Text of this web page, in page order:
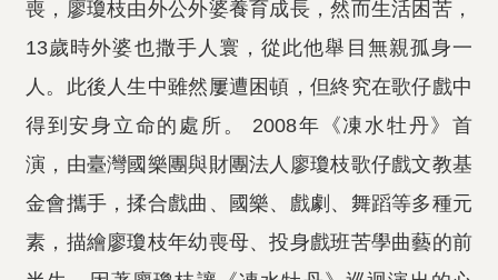
喪，廖瓊枝由外公外婆養育成長，然而生活困苦，
13歲時外婆也撒手人寰，從此他舉目無親孤身一
人。此後人生中雖然屢遭困頓，但終究在歌仔戲中
得到安身立命的處所。 2008年《凍水牡丹》首
演，由臺灣國樂團與財團法人廖瓊枝歌仔戲文教基
金會攜手，揉合戲曲、國樂、戲劇、舞蹈等多種元
素，描繪廖瓊枝年幼喪母、投身戲班苦學曲藝的前